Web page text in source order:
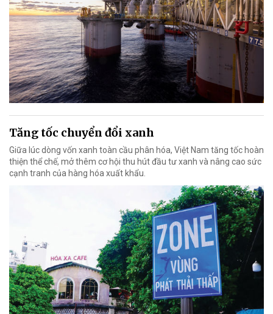
Tăng tốc chuyển đổi xanh
Giữa lúc dòng vốn xanh toàn cầu phân hóa, Việt Nam tăng tốc hoàn
thiện thể chế, mở thêm cơ hội thu hút đầu tư xanh và nâng cao sức
cạnh tranh của hàng hóa xuất khẩu.